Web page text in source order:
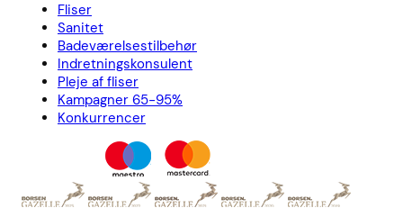
Fliser
Sanitet
Badeværelsestilbehør
Indretningskonsulent
Pleje af fliser
Kampagner 65-95%
Konkurrencer